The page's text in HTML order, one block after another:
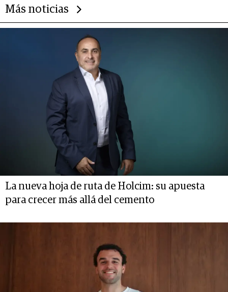
Más noticias
La nueva hoja de ruta de Holcim: su apuesta
para crecer más allá del cemento